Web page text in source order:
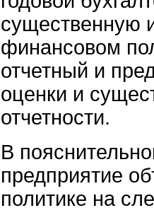
существенную
финансовом
отчетный и
оценки и
отчетности.
В
предприятие
политике на